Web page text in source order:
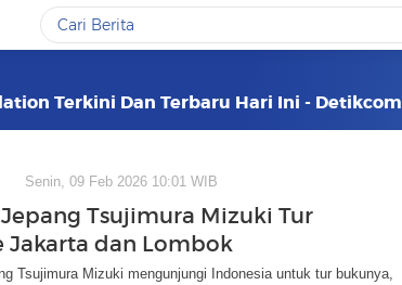
Terkini Dan Terbaru Hari Ini - Detikcom
Senin, 09 Feb 2026 10:01 WIB
Tsujimura Mizuki Tur
Jakarta dan Lombok
Tsujimura Mizuki mengunjungi Indonesia untuk tur bukunya,